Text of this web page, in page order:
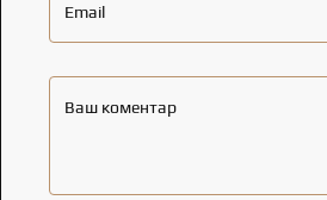
Email
Ваш коментар